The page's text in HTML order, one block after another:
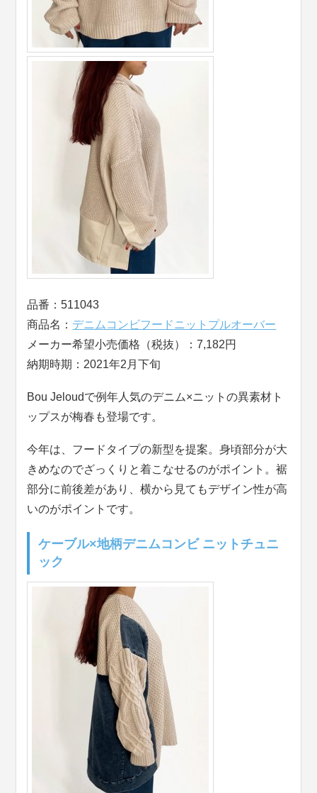
品番：511043
商品名： デニムコンビフードニットプルオーバー
メーカー希望小売価格（税抜）：7,182円
納期時期：2021年2月下旬
Bou Jeloudで例年人気のデニム×ニットの異素材ト
ップスが梅春も登場です。
今年は、フードタイプの新型を提案。身頃部分が大
きめなのでざっくりと着こなせるのがポイント。裾
部分に前後差があり、横から見てもデザイン性が高
いのがポイントです。
ケーブル×地柄デニムコンビ ニットチュニ
ック